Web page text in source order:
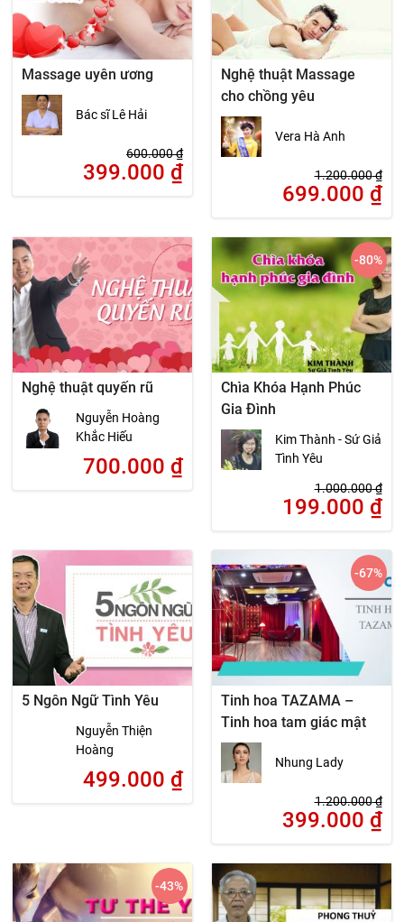
Massage uyên ương
Bác sĩ Lê Hải
600.000₫
399.000 ₫
Nghệ thuật Massage
cho chồng yêu
Vera Hà Anh
1.200.000₫
699.000 ₫
Nghệ thuật quyến rũ
Nguyễn Hoàng
Khắc Hiếu
700.000 ₫
Chìa Khóa Hạnh Phúc
Gia Đình
Kim Thành - Sứ Giả
Tình Yêu
1.000.000₫
199.000 ₫
-80%
5 Ngôn Ngữ Tình Yêu
Nguyễn Thiện
Hoàng
499.000 ₫
Tinh hoa TAZAMA –
Tinh hoa tam giác mật
Nhung Lady
1.200.000₫
399.000 ₫
-67%
-43%